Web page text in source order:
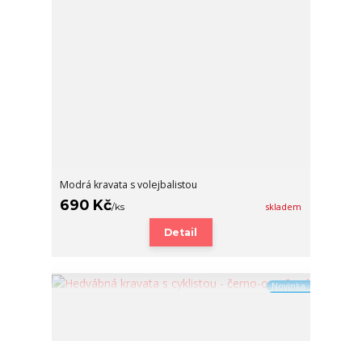
Modrá kravata s volejbalistou
690 Kč/ks skladem
Detail
Novinka